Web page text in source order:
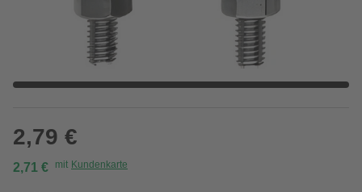
2,79 €
2,71 € mit Kundenkarte